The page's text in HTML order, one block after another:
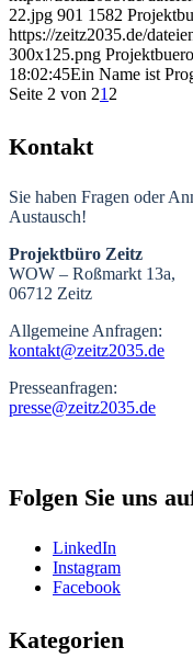
22.jpg 901 1582
https://zeitz2035.de/
300x125.png Projektbuero
18:02:45Ein Name ist
Seite 2 von 21 2
Kontakt
Sie haben Fragen oder
Austausch!
Projektbüro Zeitz
WOW – Roßmarkt 13a,
06712 Zeitz
Allgemeine Anfragen:
kontakt@zeitz2035.de
Presseanfragen:
presse@zeitz2035.de
Folgen Sie uns
LinkedIn
Instagram
Facebook
Kategorien